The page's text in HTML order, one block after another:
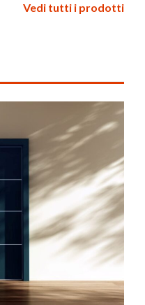
Vedi tutti i prodotti